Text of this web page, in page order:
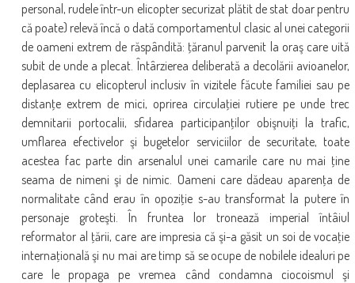
personal, rudele într-un elicopter securizat plătit de stat doar pentru
că poate) relevă încă o dată comportamentul clasic al unei categorii
de oameni extrem de răspândită: ţăranul parvenit la oraş care uită
subit de unde a plecat. Întârzierea deliberată a decolării avioanelor,
deplasarea cu elicopterul inclusiv în vizitele făcute familiei sau pe
distanţe extrem de mici, oprirea circulaţiei rutiere pe unde trec
demnitarii portocalii, sfidarea participanţilor obişnuiţi la trafic,
umflarea efectivelor şi bugetelor serviciilor de securitate, toate
acestea fac parte din arsenalul unei camarile care nu mai ţine
seama de nimeni şi de nimic. Oameni care dădeau aparenţa de
normalitate când erau în opoziţie s-au transformat la putere în
personaje groteşti. În fruntea lor tronează imperial întâiul
reformator al ţării, care are impresia că şi-a găsit un soi de vocaţie
internaţională şi nu mai are timp să se ocupe de nobilele idealuri pe
care le propaga pe vremea când condamna ciocoismul şi